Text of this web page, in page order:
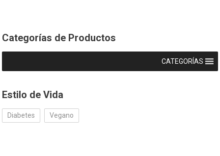
Categorías de Productos
CATEGORÍAS
Estilo de Vida
Diabetes Vegano